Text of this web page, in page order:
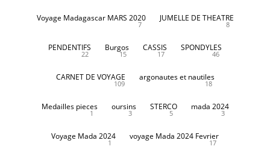
Voyage Madagascar MARS 2020
7
JUMELLE DE THEATRE
8
PENDENTIFS
22
Burgos
15
CASSIS
17
SPONDYLES
46
CARNET DE VOYAGE
109
argonautes et nautiles
18
Medailles pieces
1
oursins
3
STERCO
5
mada 2024
3
Voyage Mada 2024
1
voyage Mada 2024 Fevrier
17